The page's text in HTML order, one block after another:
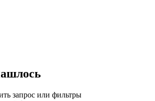
запрос или фильтры